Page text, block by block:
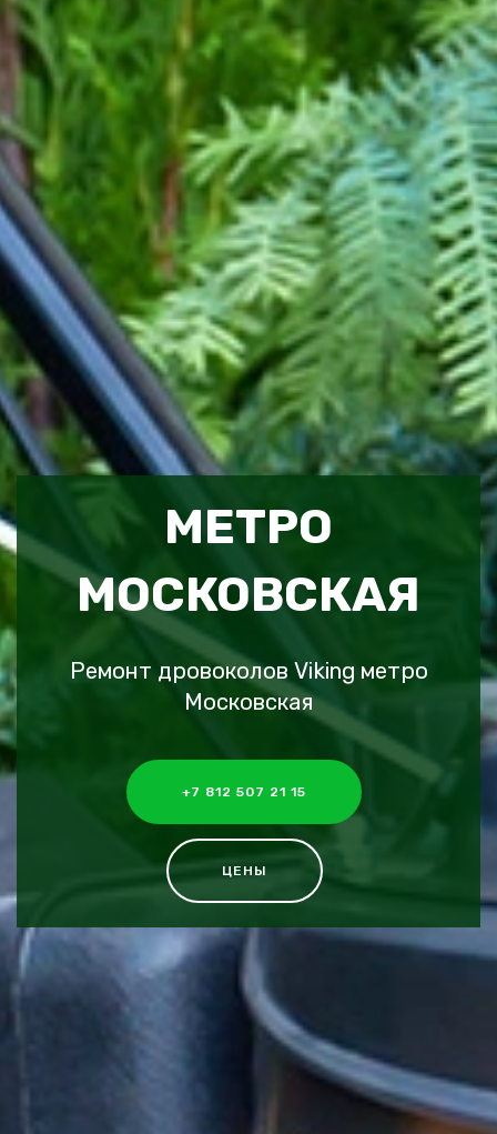
МЕТРО
МОСКОВСКАЯ
Ремонт дровоколов Viking метро
Московская
+7 812 507 21 15
ЦЕНЫ